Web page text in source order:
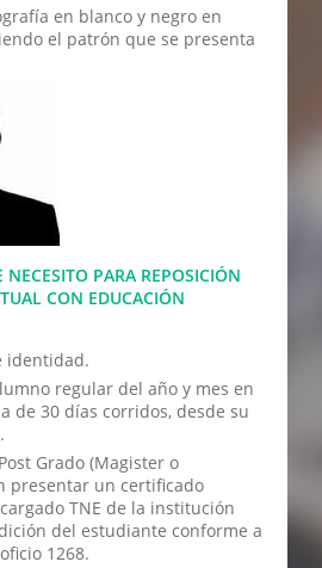
en blanco y negro en
el patrón que se presenta
PARA REPOSICIÓN
CON EDUCACIÓN
identidad.
regular del año y mes en
de 30 días corridos, desde su
Grado (Magister o
presentar un certificado
TNE de la institución
del estudiante conforme a
1268.